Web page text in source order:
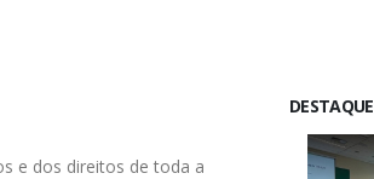
e dos direitos de toda a
DESTAQUE